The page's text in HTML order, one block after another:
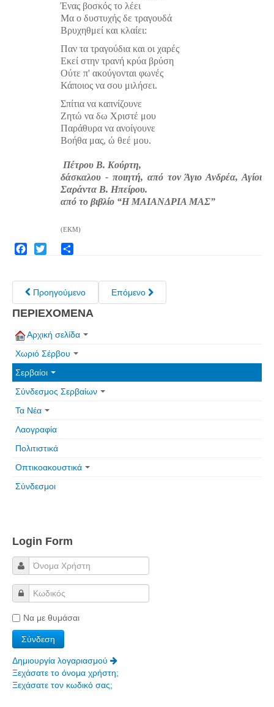
Ηλεκτρονική έκδοση Αρτοζήνου
Θέματα και δράσεις Συνδέσμου
Ανακοινώσεις
Η ιστοσελίδα μας
Χάρτης του Site (Sitemap)
Τα Τελευταία Νέα
Αυτοί που έφυγαν για πάντα
Γάμοι - Γεννήσεις - Βαπτίσεις
Επιτυχίες - Διακρίσεις
παλιά αρχειοθετημένα
Πολιτιστικά
Οπτικοακουστικά
Φωτορεπορτάζ
Δημοτικά Τραγούδια
Videos
Albums Φωτογραφιών
Παλιές Φωτογραφίες του 1930
Πετρόκτιστα Σπίτια - Εκκλησίες
Πανοραμικές φωτογραφίες
Σύνδεσμοι
Ένας βοσκός το λέει
Μα ο δυστυχής δε τραγουδά
Βρυχηθμεί και κλαίει:
Παν τα τραγούδια και οι χαρές
Εκεί στην τρανή κρύα βρύση
Ούτε π' ακούγονται φωνές
Κάποιος να σου μιλήσει.
Σπίτια να καπνίζουνε
Ζητώ να δω Χριστέ μου
Παράθυρα να ανοίγουνε
Βοήθα μας, ώ θεέ μου.
Πέτρου Β. Κούρτη,
δάσκαλου - ποιητή, από τον Άγιο Ανδρέα, Αγίοι
Σαράντα Β. Ηπείρου.
από το βιβλίο “Η ΜΑΙΑΝΔΡΙΑ ΜΑΣ”
(ΕΚΜ)
Προηγούμενο Επόμενο
ΠΕΡΙΕΧΟΜΕΝΑ
Αρχική σελίδα
Χωριό Σέρβου
Σερβαίοι
Σύνδεσμος Σερβαίων
Τα Νέα
Λαογραφία
Πολιτιστικά
Οπτικοακουστικά
Σύνδεσμοι
Login Form
Να με θυμάσαι
Δημιουργία λογαριασμού
Ξεχάσατε το όνομα χρήστη;
Ξεχάσατε τον κωδικό σας;